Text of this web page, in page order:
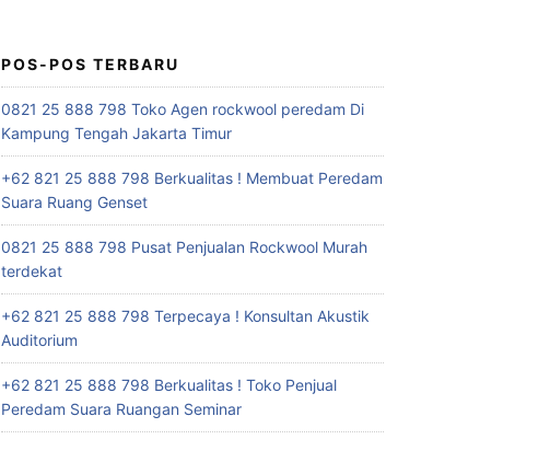
POS-POS TERBARU
0821 25 888 798 Toko Agen rockwool peredam Di
Kampung Tengah Jakarta Timur
+62 821 25 888 798 Berkualitas ! Membuat Peredam
Suara Ruang Genset
0821 25 888 798 Pusat Penjualan Rockwool Murah
terdekat
+62 821 25 888 798 Terpecaya ! Konsultan Akustik
Auditorium
+62 821 25 888 798 Berkualitas ! Toko Penjual
Peredam Suara Ruangan Seminar